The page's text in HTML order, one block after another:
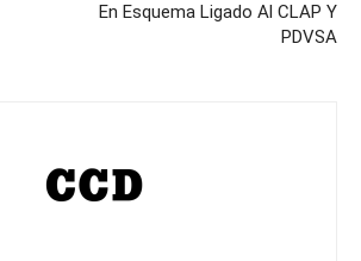
En Esquema Ligado Al CLAP Y
PDVSA